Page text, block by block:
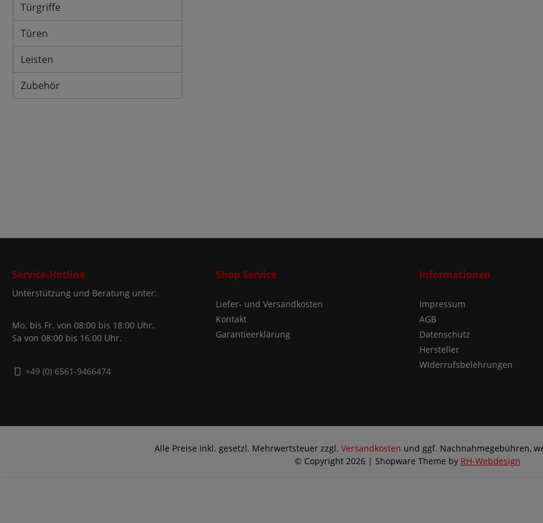
Türgriffe
Türen
Leisten
Zubehör
Service-Hotline
Unterstützung und Beratung unter:
Mo. bis Fr. von 08:00 bis 18:00 Uhr.
Sa von 08:00 bis 16:00 Uhr.
+49 (0) 6561-9466474
Shop Service
Liefer- und Versandkosten
Kontakt
Garantieerklärung
Informationen
Impressum
AGB
Datenschutz
Hersteller
Widerrufsbelehrungen
Alle Preise inkl. gesetzl. Mehrwertsteuer zzgl. Versandkosten und ggf. Nachnahmegebühren,
© Copyright 2026 | Shopware Theme by RH-Webdesign